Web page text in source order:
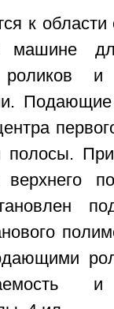
к
машине
и
полосы.
верхнего
и